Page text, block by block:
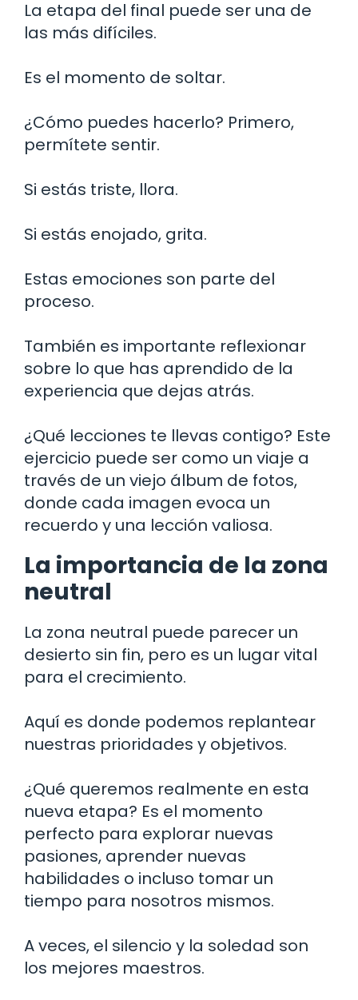
La etapa del final puede ser una de
las más difíciles.
Es el momento de soltar.
¿Cómo puedes hacerlo? Primero,
permítete sentir.
Si estás triste, llora.
Si estás enojado, grita.
Estas emociones son parte del
proceso.
También es importante reflexionar
sobre lo que has aprendido de la
experiencia que dejas atrás.
¿Qué lecciones te llevas contigo? Este
ejercicio puede ser como un viaje a
través de un viejo álbum de fotos,
donde cada imagen evoca un
recuerdo y una lección valiosa.
La importancia de la zona
neutral
La zona neutral puede parecer un
desierto sin fin, pero es un lugar vital
para el crecimiento.
Aquí es donde podemos replantear
nuestras prioridades y objetivos.
¿Qué queremos realmente en esta
nueva etapa? Es el momento
perfecto para explorar nuevas
pasiones, aprender nuevas
habilidades o incluso tomar un
tiempo para nosotros mismos.
A veces, el silencio y la soledad son
los mejores maestros.